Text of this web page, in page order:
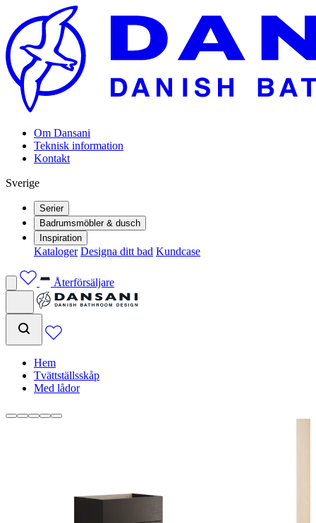
Om Dansani
Teknisk information
Kontakt
Sverige
Serier
Badrumsmöbler & dusch
Inspiration
Kataloger Designa ditt bad Kundcase
Återförsäljare
Hem
Tvättställsskåp
Med lådor